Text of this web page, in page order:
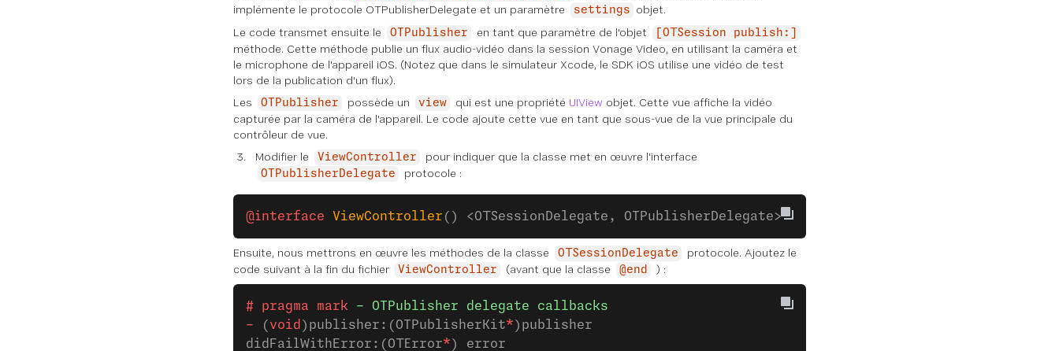
implémente le protocole OTPublisherDelegate et un paramètre
settings
objet.
Le code transmet ensuite le
OTPublisher en tant que paramètre de l'objet [OTSession publish:]
méthode. Cette méthode publie un flux audio-vidéo dans la session Vonage Video, en utilisant la caméra et
le microphone de l'appareil iOS. (Notez que dans le simulateur Xcode, le SDK iOS utilise une vidéo de test
lors de la publication d'un flux).
Les
OTPublisher possède un view qui est une propriété UIView objet. Cette vue affiche la vidéo
capturée par la caméra de l'appareil. Le code ajoute cette vue en tant que sous-vue de la vue principale du
contrôleur de vue.
Modifier le
ViewController pour indiquer que la classe met en œuvre l'interface
OTPublisherDelegate protocole :
@interface ViewController () <OTSessionDelegate, OTPublisherDelegate>
Ensuite, nous mettrons en œuvre les méthodes de la classe OTSessionDelegate
protocole. Ajoutez le
code suivant à la fin du fichier
ViewController (avant que la classe @end ) :
# pragma mark - OTPublisher delegate callbacks
- ( void )publisher:(OTPublisherKit* )publisher
didFailWithError:(OTError* ) error